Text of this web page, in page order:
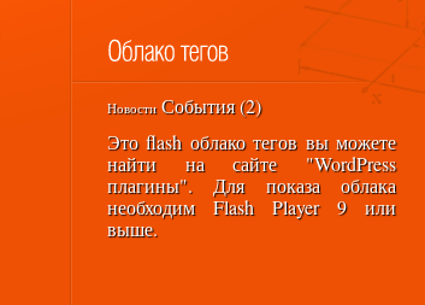
Новости События(2)
Это flash облако тегов вы можете
найти на сайте "WordPress
плагины". Для показа облака
необходим Flash Player 9или
выше.